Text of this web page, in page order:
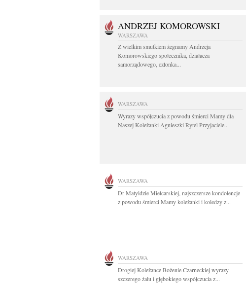
ANDRZEJ KOMOROWSKI
WARSZAWA
Z wielkim smutkiem żegnamy Andrzeja
Komorowskiego społecznika, działacza
samorządowego, członka...
WARSZAWA
Wyrazy współczucia z powodu śmierci Mamy dla
Naszej Koleżanki Agnieszki Rytel Przyjaciele...
WARSZAWA
Dr Matyldzie Mielcarskiej, najszczersze kondolencje
z powodu śmierci Mamy koleżanki i koledzy z...
WARSZAWA
Drogiej Koleżance Bożenie Czarneckiej wyrazy
szczerego żalu i głębokiego współczucia z...